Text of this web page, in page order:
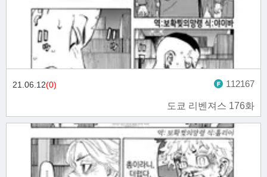
도쿄 리벤져스 176화
21.06.12(0) 112167